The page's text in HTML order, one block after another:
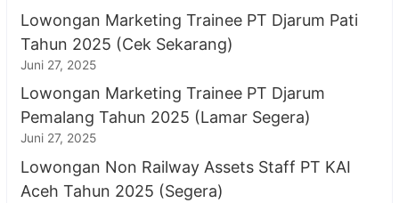
Lowongan Marketing Trainee PT Djarum Pati
Tahun 2025 (Cek Sekarang)
Juni 27, 2025
Lowongan Marketing Trainee PT Djarum
Pemalang Tahun 2025 (Lamar Segera)
Juni 27, 2025
Lowongan Non Railway Assets Staff PT KAI
Aceh Tahun 2025 (Segera)